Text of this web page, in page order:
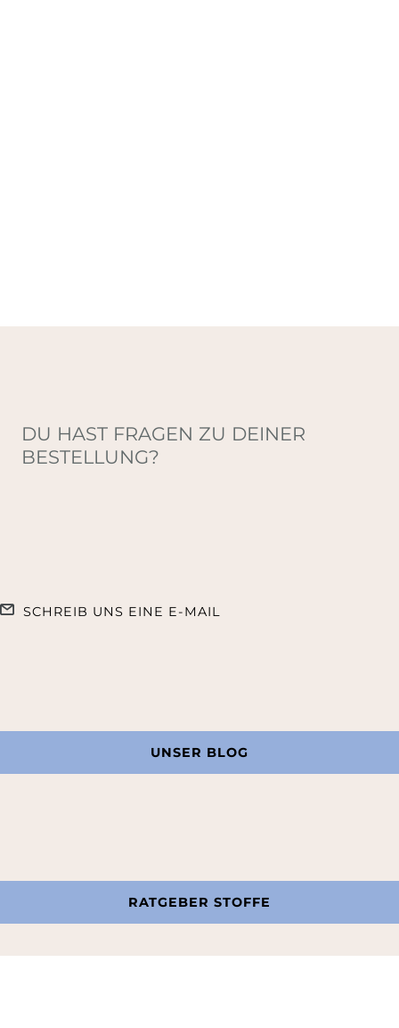
DU HAST FRAGEN ZU DEINER
BESTELLUNG?
SCHREIB UNS EINE E-MAIL
UNSER BLOG
RATGEBER STOFFE